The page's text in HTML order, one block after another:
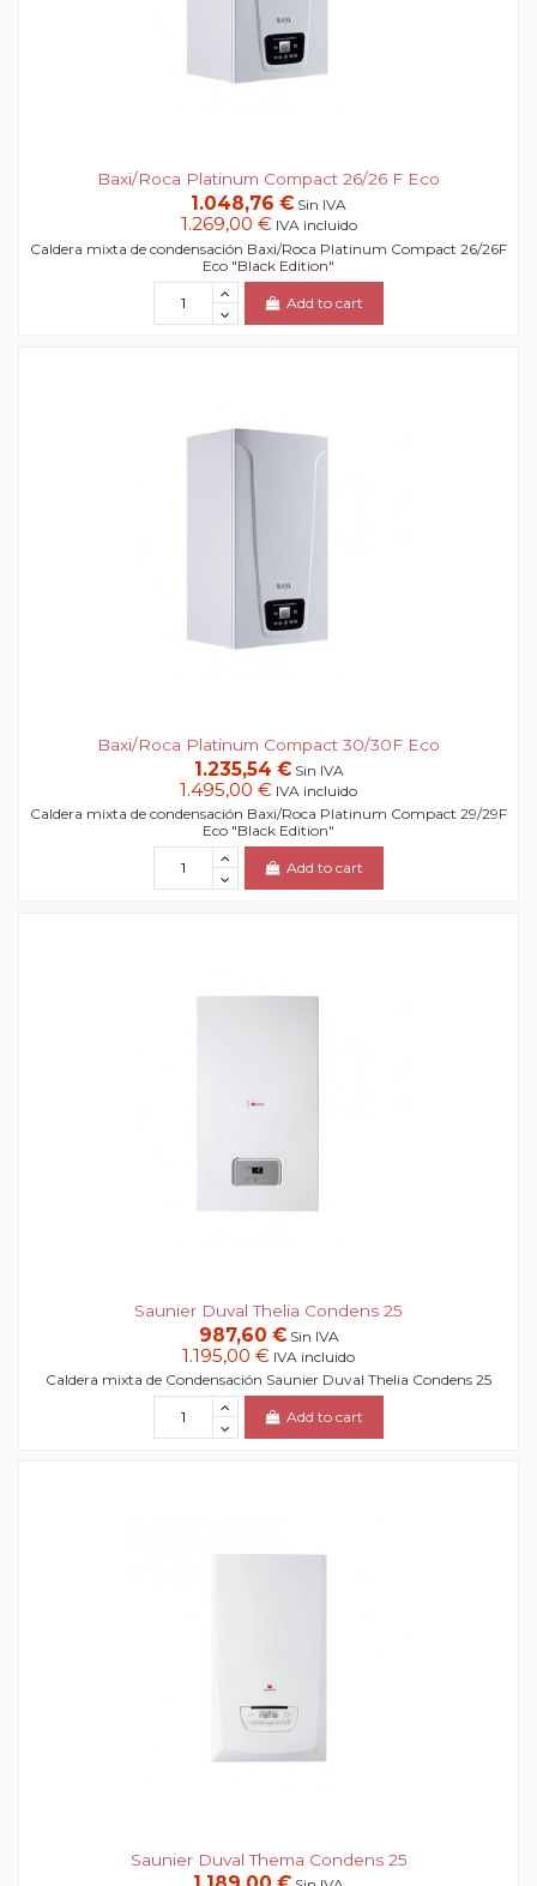
Baxi/Roca Platinum Compact 26/26 F Eco
1.048,76 € Sin IVA
1.269,00 € IVA incluido
Caldera mixta de condensación Baxi/Roca Platinum Compact 26/26F
Eco "Black Edition"
Add to cart
Baxi/Roca Platinum Compact 30/30F Eco
1.235,54 € Sin IVA
1.495,00 € IVA incluido
Caldera mixta de condensación Baxi/Roca Platinum Compact 29/29F
Eco "Black Edition"
Add to cart
Saunier Duval Thelia Condens 25
987,60 € Sin IVA
1.195,00 € IVA incluido
Caldera mixta de Condensación Saunier Duval Thelia Condens 25
Add to cart
Saunier Duval Thema Condens 25